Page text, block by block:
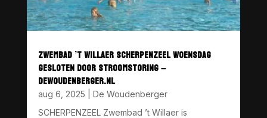
ZWEMBAD ’T WILLAER SCHERPENZEEL WOENSDAG
GESLOTEN DOOR STROOMSTORING –
DEWOUDENBERGER.NL
aug 6, 2025
De Woudenberger
SCHERPENZEEL Zwembad ’t Willaer is